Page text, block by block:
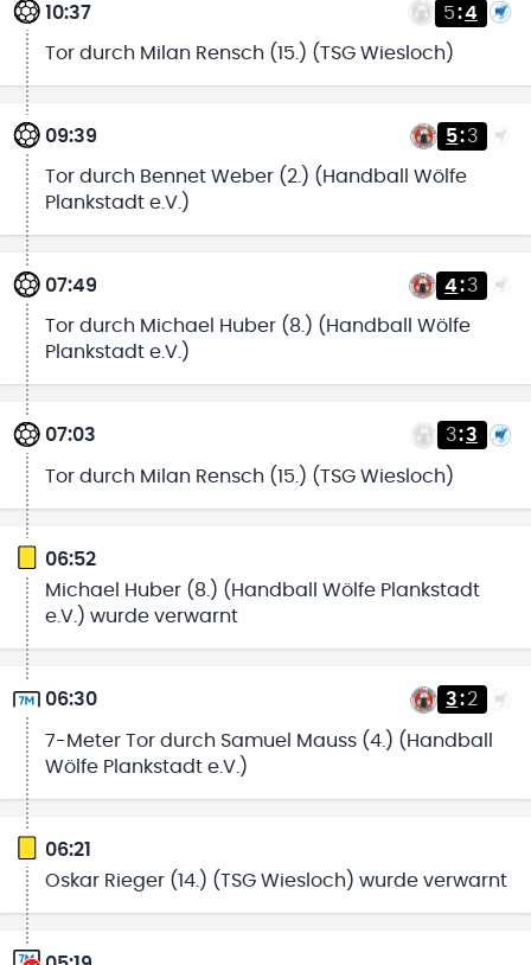
10:37 5:4
Tor durch Milan Rensch (15.) (TSG Wiesloch)
09:39 5:3
Tor durch Bennet Weber (2.) (Handball Wölfe
Plankstadt e.V.)
07:49 4:3
Tor durch Michael Huber (8.) (Handball Wölfe
Plankstadt e.V.)
07:03 3:3
Tor durch Milan Rensch (15.) (TSG Wiesloch)
06:52
Michael Huber (8.) (Handball Wölfe Plankstadt
e.V.) wurde verwarnt
06:30 3:2
7-Meter Tor durch Samuel Mauss (4.) (Handball
Wölfe Plankstadt e.V.)
06:21
Oskar Rieger (14.) (TSG Wiesloch) wurde verwarnt